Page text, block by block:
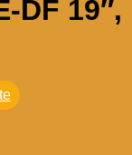
DF 19″,